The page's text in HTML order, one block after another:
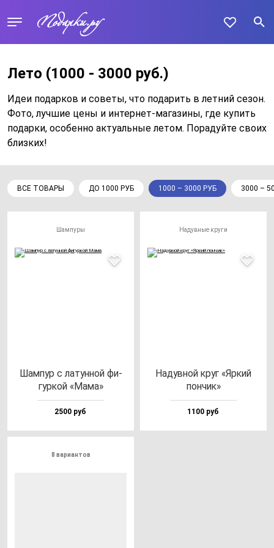
Лето (1000 - 3000 руб.)
Идеи подарков и советы, что подарить в летний сезон.
Фото, лучшие цены и интернет-магазины, где купить
подарки, особенно актуальные летом. Порадуйте своих
близких!
ВСЕ ТОВАРЫ ДО 1000 РУБ 1000 – 3000 РУБ 3000 –
Шампуры
Шам­пур с ла­тун­ной фи­
гур­кой «Мама»
2500 руб
Надувные круги
Надув­ной круг «Яркий
пон­чик»
1100 руб
8 вариантов